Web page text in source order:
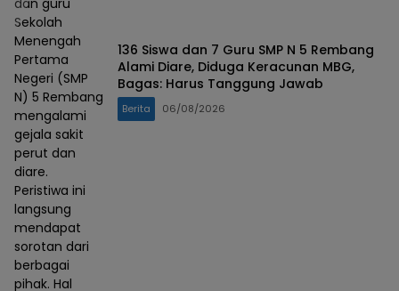
dan guru
Sekolah
Menengah
Pertama
Negeri (SMP
N) 5 Rembang
mengalami
gejala sakit
perut dan
diare.
Peristiwa ini
langsung
mendapat
sorotan dari
berbagai
pihak. Hal
136 Siswa dan 7 Guru SMP N 5 Rembang
Alami Diare, Diduga Keracunan MBG,
Bagas: Harus Tanggung Jawab
Berita 06/08/2026